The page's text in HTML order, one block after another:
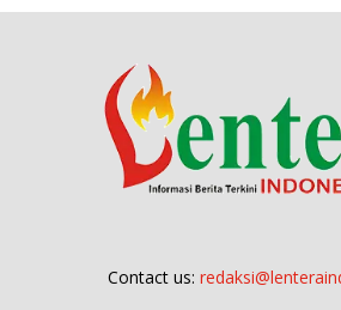
Contact us: